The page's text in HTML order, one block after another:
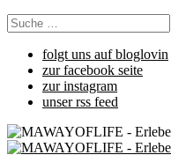
folgt uns auf bloglovin
zur facebook seite
zur instagram
unser rss feed